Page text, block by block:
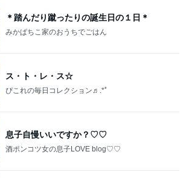
＊踏んだり蹴ったりの誕生日の１日＊
みかぱちこ家のおうちでごはん
ス・ト・レ・ス☆
ぴこれの毎日コレクション♬.*ﾟ
息子自慢いいですか？♡♡
酒ポンコツ女の息子LOVE blog♡♡